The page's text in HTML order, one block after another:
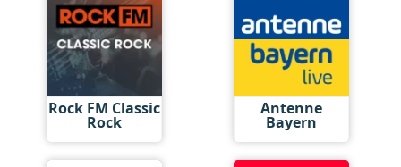
Rock FM Classic
Rock
Antenne
Bayern